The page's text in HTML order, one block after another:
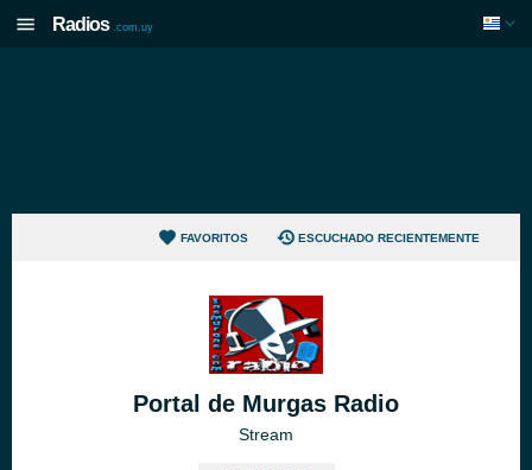
Radios .com.uy
FAVORITOS ESCUCHADO RECIENTEMENTE
Portal de Murgas Radio
Stream